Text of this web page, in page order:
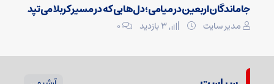
جاماندگان اربعین در میامی؛ دل‌هایی که در مسیر کربلا می‌تپد
مدیر سایت ۰